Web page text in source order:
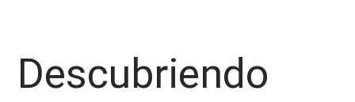
Descubriendo